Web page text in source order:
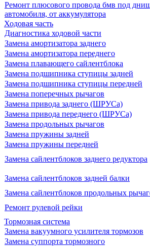
Ремонт плюсового провода бмв под
автомобиля, от аккумулятора
Ходовая часть
Диагностика ходовой части
Замена амортизатора заднего
Замена амортизатора переднего
Замена плавающего сайлентблока
Замена подшипника ступицы задней
Замена подшипника ступицы передней
Замена поперечных рычагов
Замена привода заднего (ШРУСа)
Замена привода переднего (ШРУСа)
Замена продольных рычагов
Замена пружины задней
Замена пружины передней
Замена сайлентблоков заднего редуктора
Замена сайлентблоков задней балки
Замена сайлентблоков продольных
Ремонт рулевой рейки
Тормозная система
Замена вакуумного усилителя тормозов
Замена суппорта тормозного